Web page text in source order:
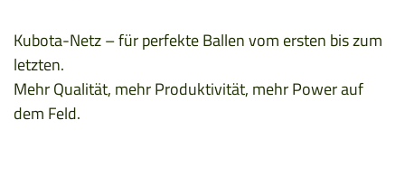
Kubota-Netz – für perfekte Ballen vom ersten bis zum
letzten.
Mehr Qualität, mehr Produktivität, mehr Power auf
dem Feld.